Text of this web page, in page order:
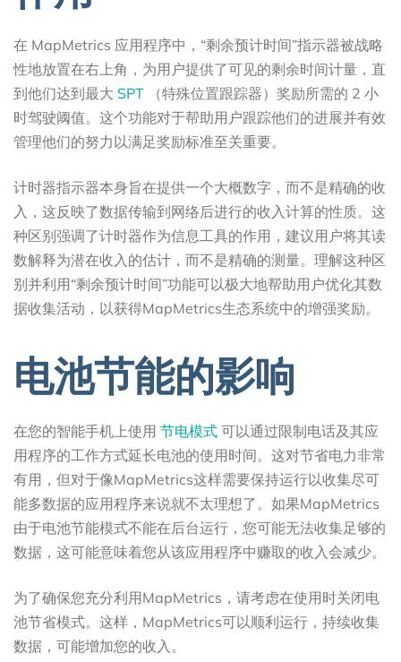
在 MapMetrics 应用程序中，“剩余预计时间”指示器被战略
性地放置在右上角，为用户提供了可见的剩余时间计量，直
到他们达到最大 SPT （特殊位置跟踪器）奖励所需的 2 小
时驾驶阈值。这个功能对于帮助用户跟踪他们的进展并有效
管理他们的努力以满足奖励标准至关重要。
计时器指示器本身旨在提供一个大概数字，而不是精确的收
入，这反映了数据传输到网络后进行的收入计算的性质。这
种区别强调了计时器作为信息工具的作用，建议用户将其读
数解释为潜在收入的估计，而不是精确的测量。理解这种区
别并利用“剩余预计时间”功能可以极大地帮助用户优化其数
据收集活动，以获得MapMetrics生态系统中的增强奖励。
电池节能的影响
在您的智能手机上使用 节电模式 可以通过限制电话及其应
用程序的工作方式延长电池的使用时间。这对节省电力非常
有用，但对于像MapMetrics这样需要保持运行以收集尽可
能多数据的应用程序来说就不太理想了。如果MapMetrics
由于电池节能模式不能在后台运行，您可能无法收集足够的
数据，这可能意味着您从该应用程序中赚取的收入会减少。
为了确保您充分利用MapMetrics，请考虑在使用时关闭电
池节省模式。这样，MapMetrics可以顺利运行，持续收集
数据，可能增加您的收入。